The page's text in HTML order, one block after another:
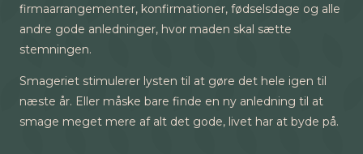
firmaarrangementer, konfirmationer, fødselsdage og alle
andre gode anledninger, hvor maden skal sætte
stemningen.
Smageriet stimulerer lysten til at gøre det hele igen til
næste år. Eller måske bare finde en ny anledning til at
smage meget mere af alt det gode, livet har at byde på.